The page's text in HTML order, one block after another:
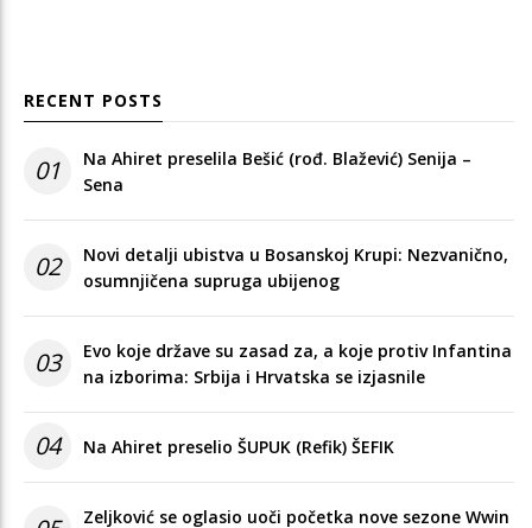
RECENT POSTS
01
Na Ahiret preselila Bešić (rođ. Blažević) Senija –
Sena
02
Novi detalji ubistva u Bosanskoj Krupi: Nezvanično,
osumnjičena supruga ubijenog
03
Evo koje države su zasad za, a koje protiv Infantina
na izborima: Srbija i Hrvatska se izjasnile
04 Na Ahiret preselio ŠUPUK (Refik) ŠEFIK
Zeljković se oglasio uoči početka nove sezone Wwin